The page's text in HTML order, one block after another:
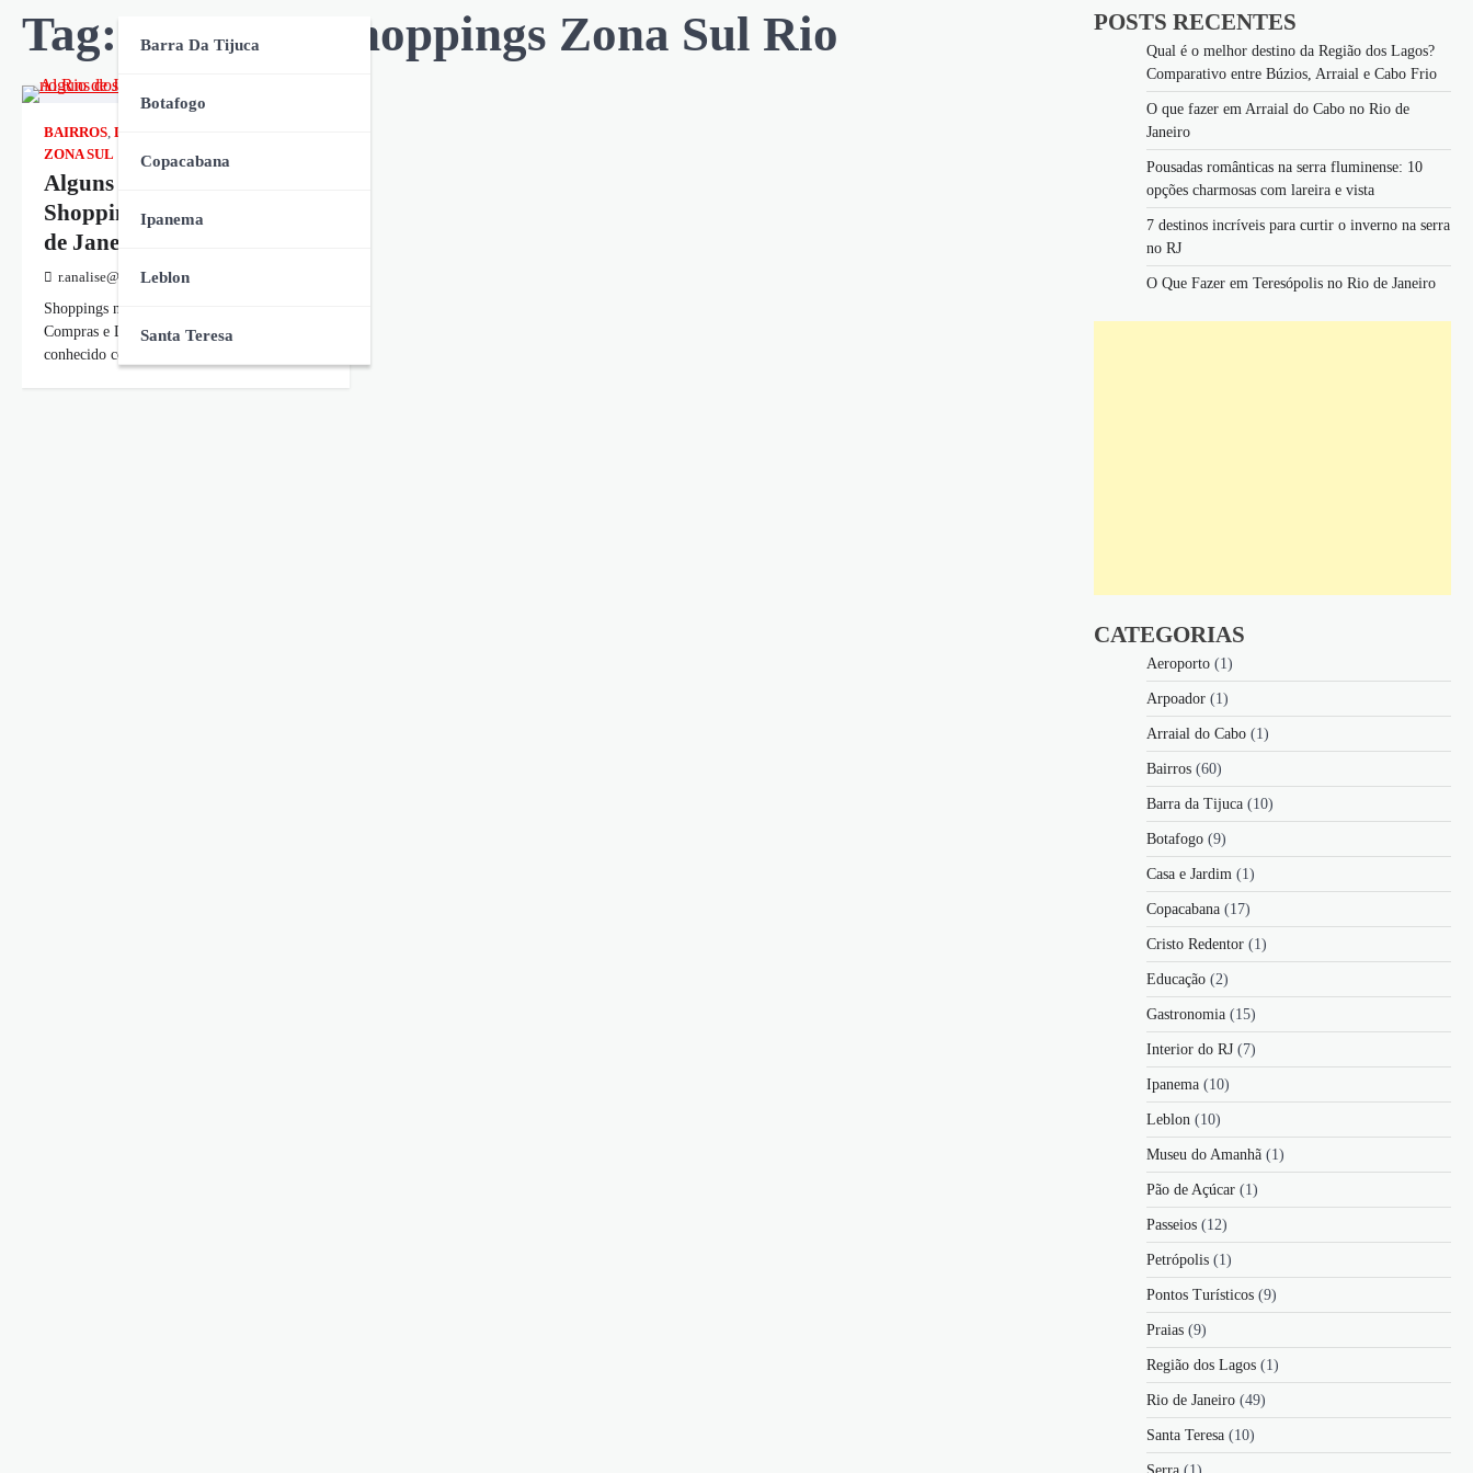
Barra Da Tijuca
Botafogo
Copacabana
Ipanema
Leblon
Santa Teresa
Tag: melhores shoppings Zona Sul Rio
BAIRROS, LEBLON
ZONA SUL
Alguns dos Melhores
Shoppings no Leblon no Rio
de Janeiro
r.analise@gmail.com
Shoppings no Leblon: O Guia Definitivo de
Compras e Luxo na Zona Sul O Leblon,
conhecido como o bairro mais…
POSTS RECENTES
Qual é o melhor destino da Região dos Lagos?
Comparativo entre Búzios, Arraial e Cabo Frio
O que fazer em Arraial do Cabo no Rio de
Janeiro
Pousadas românticas na serra fluminense: 10
opções charmosas com lareira e vista
7 destinos incríveis para curtir o inverno na serra
no RJ
O Que Fazer em Teresópolis no Rio de Janeiro
CATEGORIAS
Aeroporto (1)
Arpoador (1)
Arraial do Cabo (1)
Bairros (60)
Barra da Tijuca (10)
Botafogo (9)
Casa e Jardim (1)
Copacabana (17)
Cristo Redentor (1)
Educação (2)
Gastronomia (15)
Interior do RJ (7)
Ipanema (10)
Leblon (10)
Museu do Amanhã (1)
Pão de Açúcar (1)
Passeios (12)
Petrópolis (1)
Pontos Turísticos (9)
Praias (9)
Região dos Lagos (1)
Rio de Janeiro (49)
Santa Teresa (10)